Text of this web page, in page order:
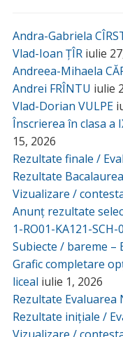
Andra-Gabriela
Vlad-Ioan ȚÎR iulie
Andreea-Mihaela
Andrei FRÎNTU iulie
Vlad-Dorian VULPE
Înscrierea în clasa a
15, 2026
Rezultate finale /
Rezultate
Vizualizare /
Anunț rezultate
1-RO01-KA121-SCH-
Subiecte / bareme –
Grafic completare
liceal iulie 1, 2026
Rezultate Evaluarea
Rezultate inițiale /